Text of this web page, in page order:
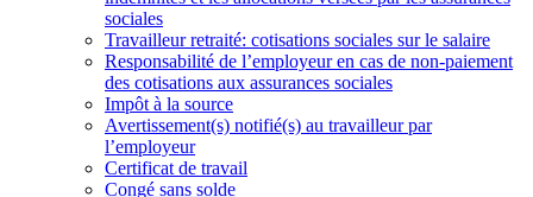
sociales
Travailleur retraité: cotisations sociales sur le salaire
Responsabilité de l’employeur en cas de non-paiement
des cotisations aux assurances sociales
Impôt à la source
Avertissement(s) notifié(s) au travailleur par
l’employeur
Certificat de travail
Congé sans solde